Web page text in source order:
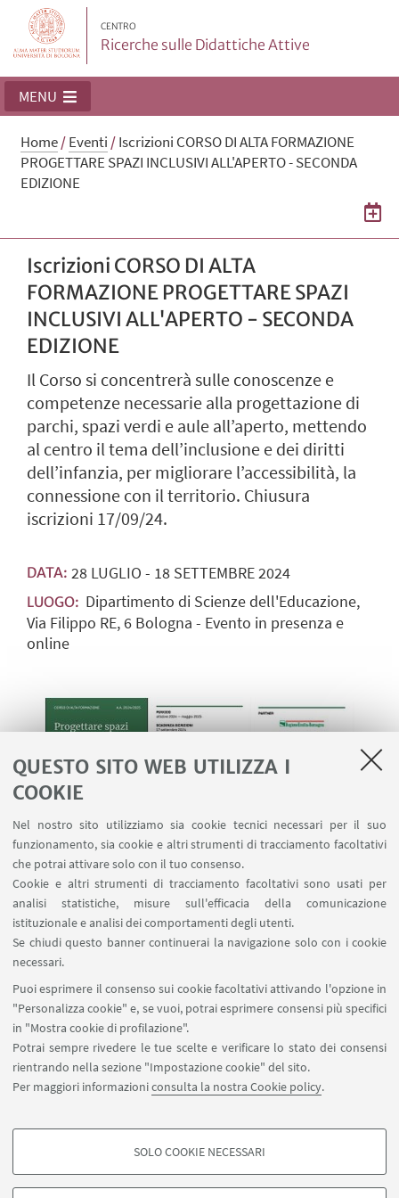
QUESTO SITO WEB UTILIZZA I
COOKIE
Nel nostro sito utilizziamo sia cookie tecnici necessari per il suo
funzionamento, sia cookie e altri strumenti di tracciamento facoltativi
che potrai attivare solo con il tuo consenso.
Cookie e altri strumenti di tracciamento facoltativi sono usati per
analisi statistiche, misure sull'efficacia della comunicazione
istituzionale e analisi dei comportamenti degli utenti.
Se chiudi questo banner continuerai la navigazione solo con i cookie
necessari.
Puoi esprimere il consenso sui cookie facoltativi attivando l'opzione in
"Personalizza cookie" e, se vuoi, potrai esprimere consensi più specifici
in "Mostra cookie di profilazione".
Potrai sempre rivedere le tue scelte e verificare lo stato dei consensi
rientrando nella sezione "Impostazione cookie" del sito.
Per maggiori informazioniconsulta la nostra Cookie policy.
COOKIE DI PROFILAZIONE - FACOLTATIVI
SOLO COOKIE NECESSARI
CENTRO
Ricerche sulle Didattiche Attive
MENU
Home/Eventi /Iscrizioni CORSO DI ALTA FORMAZIONE
PROGETTARE SPAZI INCLUSIVI ALL'APERTO - SECONDA
EDIZIONE
Iscrizioni CORSO DI ALTA
FORMAZIONE PROGETTARE SPAZI
INCLUSIVI ALL'APERTO - SECONDA
EDIZIONE
Il Corso si concentrerà sulle conoscenze e
competenze necessarie alla progettazione di
parchi, spazi verdi e aule all’aperto, mettendo
al centro il tema dell’inclusione e dei diritti
dell’infanzia, per migliorare l’accessibilità, la
connessione con il territorio. Chiusura
iscrizioni 17/09/24.
DATA: 28LUGLIO - 18 SETTEMBRE2024
LUOGO: Dipartimento di Scienze dell'Educazione,
Via Filippo RE, 6 Bologna - Evento in presenza e
online
Copertina della brochure
IN EVIDENZA
Pagina dedicata al Corso Alta Formazione
brochure, link per iscrizioni e tutte le